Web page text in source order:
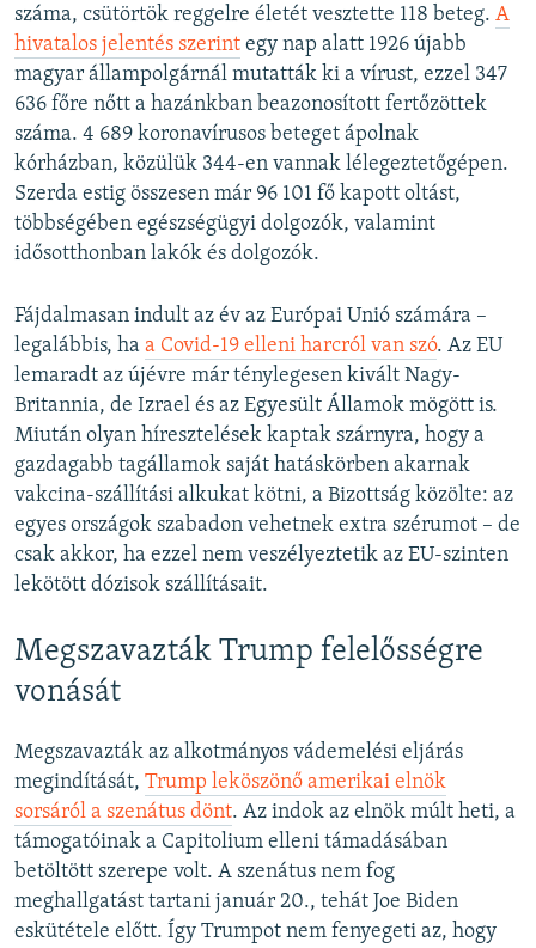
száma, csütörtök reggelre életét vesztette 118 beteg. A
hivatalos jelentés szerint egy nap alatt 1926 újabb
magyar állampolgárnál mutatták ki a vírust, ezzel 347
636 főre nőtt a hazánkban beazonosított fertőzöttek
száma. 4 689 koronavírusos beteget ápolnak
kórházban, közülük 344-en vannak lélegeztetőgépen.
Szerda estig összesen már 96 101 fő kapott oltást,
többségében egészségügyi dolgozók, valamint
idősotthonban lakók és dolgozók.
Fájdalmasan indult az év az Európai Unió számára –
legalábbis, ha a Covid-19 elleni harcról van szó. Az EU
lemaradt az újévre már ténylegesen kivált Nagy-
Britannia, de Izrael és az Egyesült Államok mögött is.
Miután olyan híresztelések kaptak szárnyra, hogy a
gazdagabb tagállamok saját hatáskörben akarnak
vakcina-szállítási alkukat kötni, a Bizottság közölte: az
egyes országok szabadon vehetnek extra szérumot – de
csak akkor, ha ezzel nem veszélyeztetik az EU-szinten
lekötött dózisok szállításait.
Megszavazták Trump felelősségre
vonását
Megszavazták az alkotmányos vádemelési eljárás
megindítását, Trump leköszönő amerikai elnök
sorsáról a szenátus dönt. Az indok az elnök múlt heti, a
támogatóinak a Capitolium elleni támadásában
betöltött szerepe volt. A szenátus nem fog
meghallgatást tartani január 20., tehát Joe Biden
eskütétele előtt. Így Trumpot nem fenyegeti az, hogy